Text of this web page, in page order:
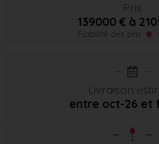
Prix
139000 € à
Fiabilité des prix
Livraison
entre oct-26 et